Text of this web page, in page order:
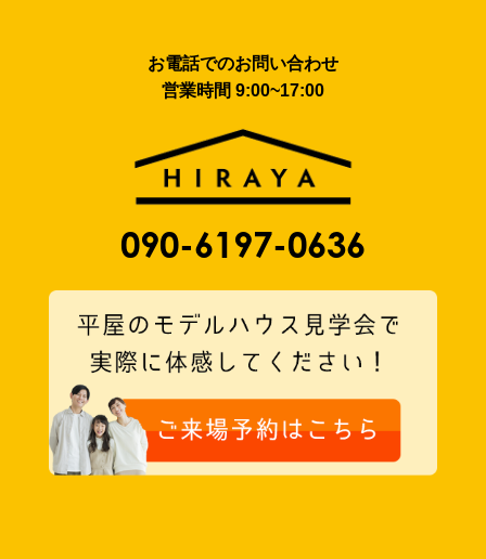
お電話でのお問い合わせ
営業時間 9:00~17:00
090-6197-0636